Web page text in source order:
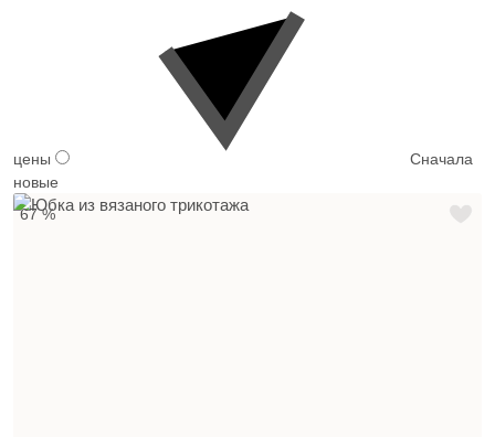
цены
Сначала
новые
67 %